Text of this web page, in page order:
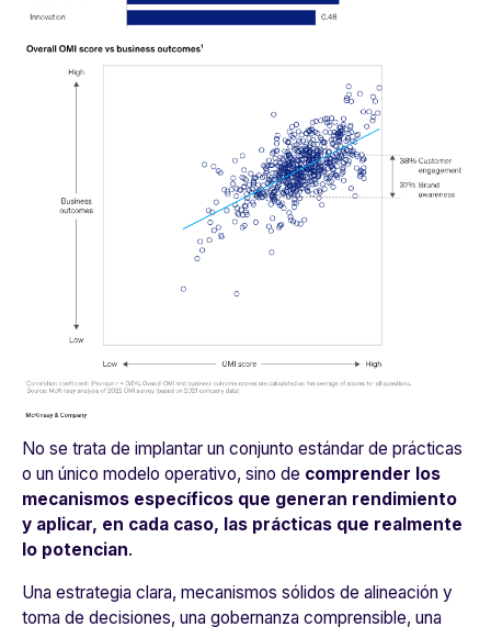
No se trata de implantar un conjunto estándar de prácticas
o un único modelo operativo, sino de comprender los
mecanismos específicos que generan rendimiento
y aplicar, en cada caso, las prácticas que realmente
lo potencian.
Una estrategia clara, mecanismos sólidos de alineación y
toma de decisiones, una gobernanza comprensible, una